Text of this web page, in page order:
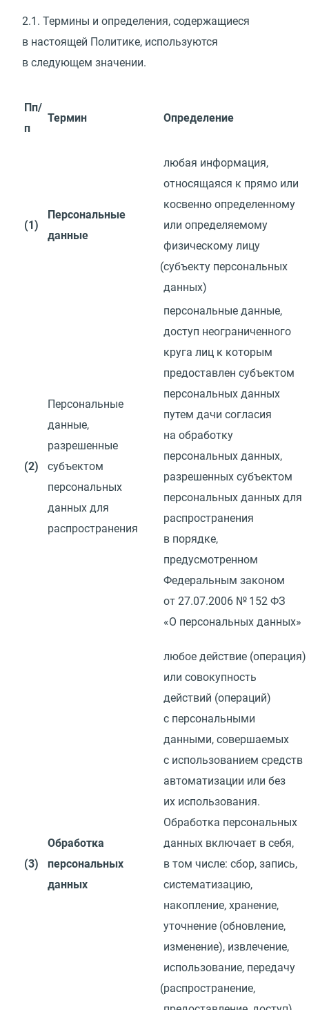
2.1. Термины и определения, содержащиеся
в настоящей Политике, используются
в следующем значении.
Пп/
п
Термин Определение
(1)
Персональные
данные
любая информация,
относящаяся к прямо или
косвенно определенному
или определяемому
физическому лицу
(субъекту персональных
данных)
(2)
Персональные
данные,
разрешенные
субъектом
персональных
данных для
распространения
персональные данные,
доступ неограниченного
круга лиц к которым
предоставлен субъектом
персональных данных
путем дачи согласия
на обработку
персональных данных,
разрешенных субъектом
персональных данных для
распространения
в порядке,
предусмотренном
Федеральным законом
от 27.07.2006 № 152 ФЗ
«О персональных данных»
(3)
Обработка
персональных
данных
любое действие (операция)
или совокупность
действий (операций)
с персональными
данными, совершаемых
с использованием средств
автоматизации или без
их использования.
Обработка персональных
данных включает в себя,
в том числе: сбор, запись,
систематизацию,
накопление, хранение,
уточнение (обновление,
изменение), извлечение,
использование, передачу
(распространение,